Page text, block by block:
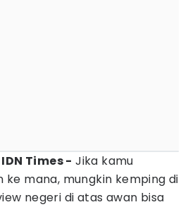
Times - Jika kamu
ke mana, mungkin kemping di
negeri di atas awan bisa